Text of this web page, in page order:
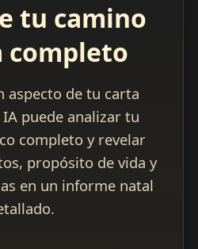
tu camino
completo
aspecto de tu carta
puede analizar tu
completo y revelar
propósito de vida y
en un informe natal